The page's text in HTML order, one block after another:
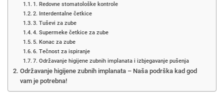
1. Redovne stomatološke kontrole
2. Interdentalne četkice
3. Tuševi za zube
4. Supermeke četkice za zube
5. Konac za zube
6. Tečnost za ispiranje
7. Održavanje higijene zubnih implanata i izbjegavanje pušenja
Održavanje higijene zubnih implanata – Naša podrška kad god
vam je potrebna!